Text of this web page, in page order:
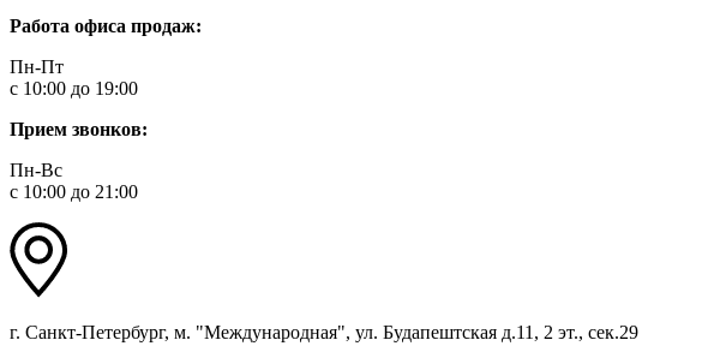
Работа офиса продаж:
Пн-Пт
с 10:00 до 19:00
Прием звонков:
Пн-Вс
с 10:00 до 21:00
г. Санкт-Петербург, м. "Международная", ул. Будапештская д.11, 2 эт., сек.29